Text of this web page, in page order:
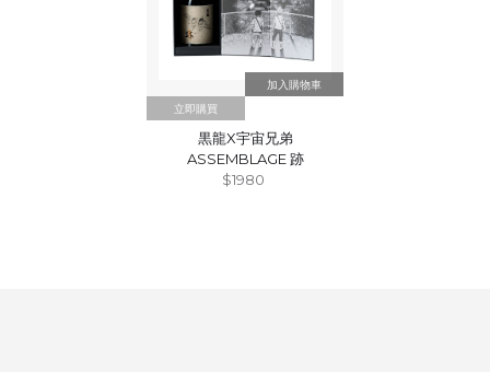
立即購買
黒龍X宇宙兄弟
ASSEMBLAGE 跡
$1980